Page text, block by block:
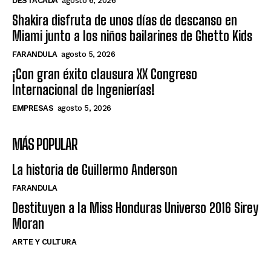
Shakira disfruta de unos días de descanso en
Miami junto a los niños bailarines de Ghetto Kids
FARANDULA agosto 5, 2026
¡Con gran éxito clausura XX Congreso
Internacional de Ingenierías!
EMPRESAS agosto 5, 2026
MÁS POPULAR
La historia de Guillermo Anderson
FARANDULA
Destituyen a la Miss Honduras Universo 2016 Sirey
Moran
ARTE Y CULTURA